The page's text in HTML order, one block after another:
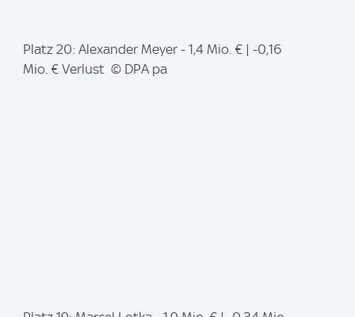
m
Platz 20: Alexander Meyer - 1,4 Mio. € | -0,16
Mio. € Verlust © DPA pa